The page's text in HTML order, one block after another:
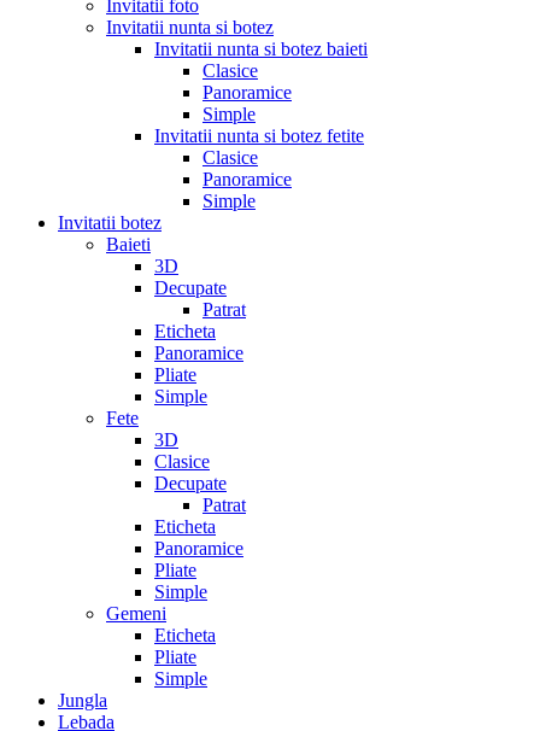
Invitatii foto
Invitatii nunta si botez
Invitatii nunta si botez baieti
Clasice
Panoramice
Simple
Invitatii nunta si botez fetite
Clasice
Panoramice
Simple
Invitatii botez
Baieti
3D
Decupate
Patrat
Eticheta
Panoramice
Pliate
Simple
Fete
3D
Clasice
Decupate
Patrat
Eticheta
Panoramice
Pliate
Simple
Gemeni
Eticheta
Pliate
Simple
Jungla
Lebada